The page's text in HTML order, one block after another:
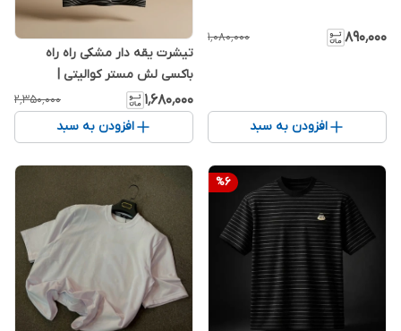
۸۹۰٬۰۰۰ ۱٬۰۸۰٬۰۰۰
افزودن به سبد
تیشرت یقه دار مشکی راه راه
باکسی لش مستر کوالیتی |
اورجینال دیلم
۱٬۶۸۰٬۰۰۰ ۲٬۳۵۰٬۰۰۰
افزودن به سبد
%6